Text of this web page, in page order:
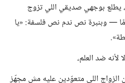
يطلع بوجهي صديقي اللي تزوج
— وبنبرة نص ندم نص فلسفة: «يا
ضد العلم،
الزواج اللي متعوّدين عليه مش مجهّز